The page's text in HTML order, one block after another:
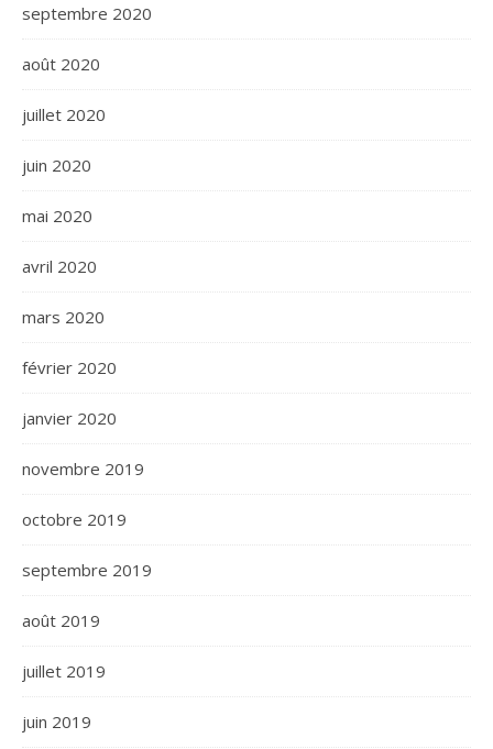
septembre 2020
août 2020
juillet 2020
juin 2020
mai 2020
avril 2020
mars 2020
février 2020
janvier 2020
novembre 2019
octobre 2019
septembre 2019
août 2019
juillet 2019
juin 2019